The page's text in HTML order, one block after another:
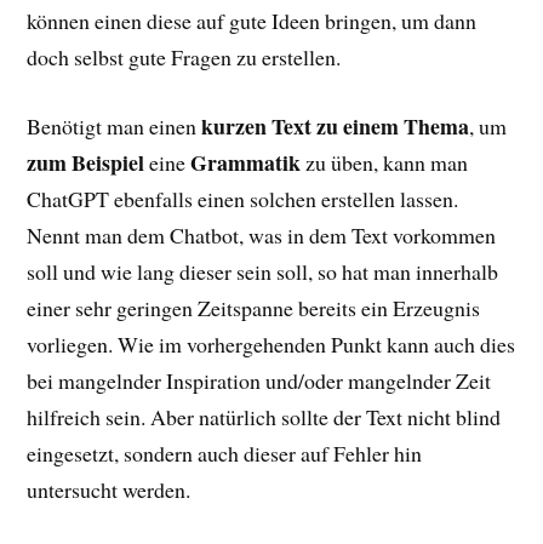
können einen diese auf gute Ideen bringen, um dann
doch selbst gute Fragen zu erstellen.
Benötigt man einenkurzen Text zu einem Thema, um
zum BeispieleineGrammatikzu üben, kann man
ChatGPT ebenfalls einen solchen erstellen lassen.
Nennt man dem Chatbot, was in dem Text vorkommen
soll und wie lang dieser sein soll, so hat man innerhalb
einer sehr geringen Zeitspanne bereits ein Erzeugnis
vorliegen. Wie im vorhergehenden Punkt kann auch dies
bei mangelnder Inspiration und/oder mangelnder Zeit
hilfreich sein. Aber natürlich sollte der Text nicht blind
eingesetzt, sondern auch dieser auf Fehler hin
untersucht werden.